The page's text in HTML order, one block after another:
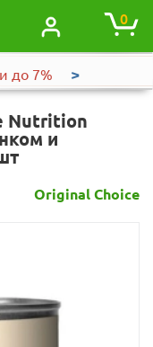
0
до 7% >
Nutrition
и
Original Choice